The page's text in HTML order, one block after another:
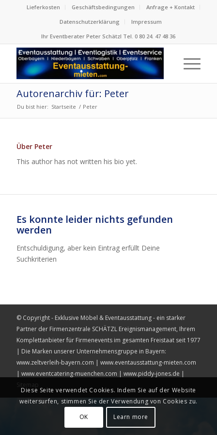
Lieferkosten Geschäftsbedingungen
Anfrage + Kontakt
Datenschutzerklärung
Impressum
Ihr Eventberater Peter Schätzl Tel. 0 80 24. 47 48 36
Autorenarchiv für: Peter
Du bist hier: Startseite / Peter
Über Peter
This author has not written his bio yet.
Es konnte leider nichts gefunden
werden
Entschuldigung, aber kein Eintrag erfüllt Deine
Suchkriterien
© Copyright - Exklusive Möbel & Eventausstattung - ein starker
Partner der Firmenzentrale SCHÄTZL Ereignismanagement, Ihrem
Komplettanbieter für Firmenevents im gesamten Freistaat seit 1977
| Die Marken unserer Unternehmensgruppe in Bayern:
www.zeltverleih-bayern.com | www.eventausstattung-mieten.com
| www.eventcatering-muenchen.com | www.piddy-jones.de |
Sitemap
Diese Seite verwendet Cookies. Indem Sie auf der Website
weitersurfen, stimmen Sie der Verwendung von Cookies zu.
OK
Learn more